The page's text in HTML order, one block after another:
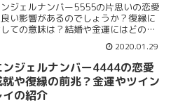
ジェルナンバー5555の片思いの恋愛
い影響があるのでしょうか？復縁に
ての意味は？結婚や金運にはどのよ
な影響があるのでしょうか？エンジェ
ナンバー5555の片思いの恋愛や復縁に
まり良い意味がないとも言われてい
。結婚と金運もまとめていきます。
2020.01.29
ンジェルナンバー4444の恋愛
就や復縁の前兆？金運やツイン
イの紹介